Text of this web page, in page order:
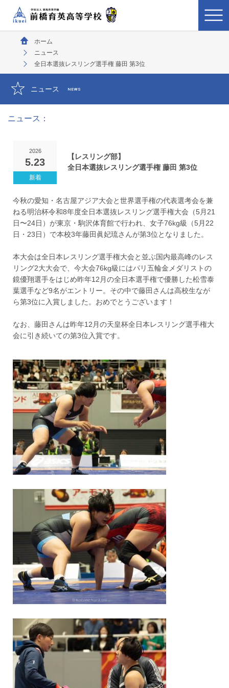
ホーム
ニュース
全日本選抜レスリング選手権 藤田 第3位
ニュース NEWS
ニュース：
2026
5.23
【レスリング部】
全日本選抜レスリング選手権 藤田 第3位
今秋の愛知・名古屋アジア大会と世界選手権の代表選考会を兼
ねる明治杯令和8年度全日本選抜レスリング選手権大会（5月21
日〜24日）が東京・駒沢体育館で行われ、女子76kg級（5月22
日・23日）で本校3年藤田眞妃琉さんが第3位となりました。
本大会は全日本レスリング選手権大会と並ぶ国内最高峰のレス
リング2大大会で、今大会76kg級にはパリ五輪金メダリストの
鏡優翔選手をはじめ昨年12月の全日本選手権で優勝した松雪泰
葉選手など9名がエントリー。その中で藤田さんは高校生なが
ら第3位に入賞しました。おめでとうございます！
なお、藤田さんは昨年12月の天皇杯全日本レスリング選手権大
会に引き続いての第3位入賞です。